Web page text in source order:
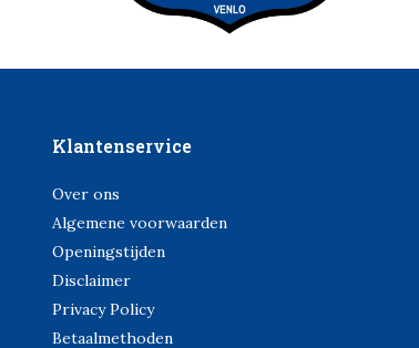
Klantenservice
Over ons
Algemene voorwaarden
Openingstijden
Disclaimer
Privacy Policy
Betaalmethoden